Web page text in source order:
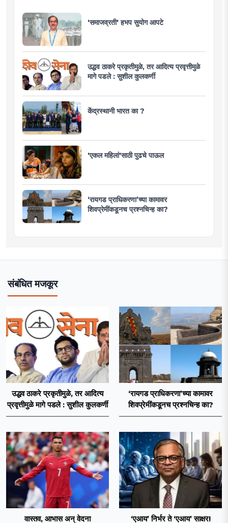
'समाजव्रती' हभप सुयोग आपटे
उद्धव ठाकरे प्रकृतीमुळे, तर आदित्य प्रवृत्तीमुळे
मागे पडले : सुशील कुलकर्णी
केंद्रस्थानी भारत का ?
'एकल महिलां'साठी पुढचे पाऊल
‘रायगड प्राधिकरणा’च्या कामावर
शिवप्रेमींकडूनच प्रश्नचिन्ह का?
संबंधित मजकूर
उद्धव ठाकरे प्रकृतीमुळे, तर आदित्य
प्रवृत्तीमुळे मागे पडले : सुशील कुलकर्णी
‘रायगड प्राधिकरणा’च्या कामावर
शिवप्रेमींकडूनच प्रश्नचिन्ह का?
वास्तव, आभास अन् वेदना ‘एआय’ निर्भर ते ‘एआय’ साक्षर!